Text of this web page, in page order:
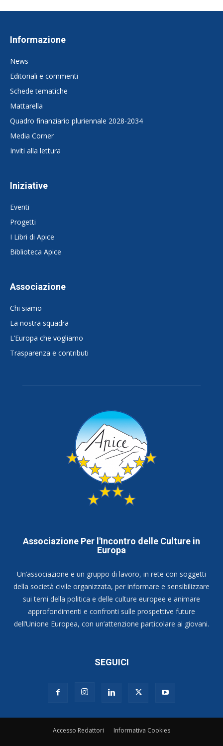
Informazione
News
Editoriali e commenti
Schede tematiche
Mattarella
Quadro finanziario pluriennale 2028-2034
Media Corner
Inviti alla lettura
Iniziative
Eventi
Progetti
I Libri di Apice
Biblioteca Apice
Associazione
Chi siamo
La nostra squadra
L’Europa che vogliamo
Trasparenza e contributi
Associazione Per l'Incontro delle Culture in
Europa
Un’associazione e un gruppo di lavoro, in rete con soggetti
della società civile organizzata, per informare e sensibilizzare
sui temi della politica e delle culture europee e animare
approfondimenti e confronti sulle prospettive future
dell’Unione Europea, con un’attenzione particolare ai giovani.
SEGUICI
Accesso Redattori Informativa Cookies